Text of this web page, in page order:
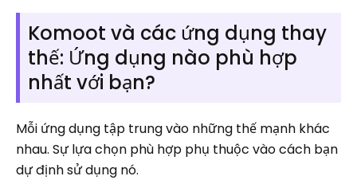
Komoot và các ứng dụng thay
thế: Ứng dụng nào phù hợp
nhất với bạn?
Mỗi ứng dụng tập trung vào những thế mạnh khác
nhau. Sự lựa chọn phù hợp phụ thuộc vào cách bạn
dự định sử dụng nó.